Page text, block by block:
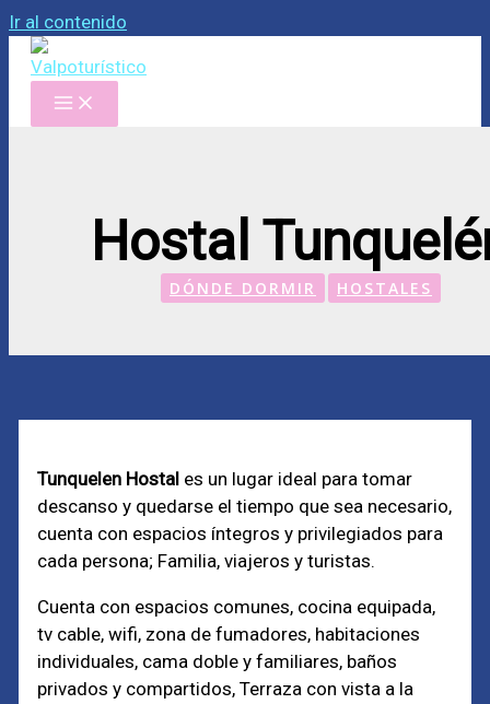
Ir al contenido
Hostal
DÓNDE DORMIR HOSTALES
Tunquelen Hostal es un lugar ideal para tomar
descanso y quedarse el tiempo que sea necesario,
cuenta con espacios íntegros y privilegiados para
cada persona; Familia, viajeros y turistas.
Cuenta con espacios comunes, cocina equipada,
tv cable, wifi, zona de fumadores, habitaciones
individuales, cama doble y familiares, baños
privados y compartidos, Terraza con vista a la